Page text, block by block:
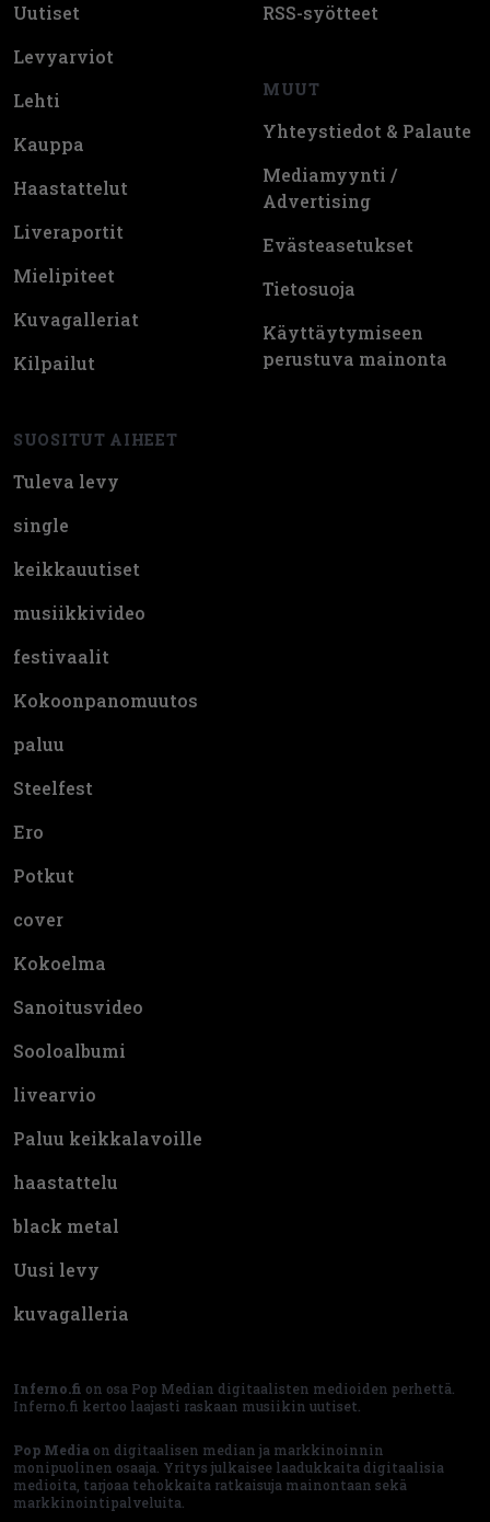
Uutiset
Levyarviot
Lehti
Kauppa
Haastattelut
Liveraportit
Mielipiteet
Kuvagalleriat
Kilpailut
SUOSITUT AIHEET
Tuleva levy
single
keikkauutiset
musiikkivideo
festivaalit
Kokoonpanomuutos
paluu
Steelfest
Ero
Potkut
cover
Kokoelma
Sanoitusvideo
Sooloalbumi
livearvio
Paluu keikkalavoille
haastattelu
black metal
Uusi levy
kuvagalleria
RSS-syötteet
MUUT
Yhteystiedot & Palaute
Mediamyynti /
Advertising
Evästeasetukset
Tietosuoja
Käyttäytymiseen
perustuva mainonta
Inferno.fi on osa Pop Median digitaalisten medioiden perhettä.
Inferno.fi kertoo laajasti raskaan musiikin uutiset.
Pop Media on digitaalisen median ja markkinoinnin
monipuolinen osaaja. Yritys julkaisee laadukkaita digitaalisia
medioita, tarjoaa tehokkaita ratkaisuja mainontaan sekä
markkinointipalveluita.